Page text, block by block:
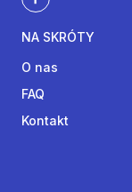
NA SKRÓTY
O nas
FAQ
Kontakt